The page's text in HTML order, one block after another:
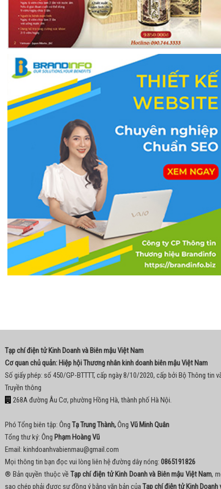
Tạp chí điện tử Kinh Doanh và Biên mậu Việt Nam
Cơ quan chủ quản: Hiệp hội Thương nhân kinh doanh biên mậu Việt Nam
Số giấy phép: số 450/GP-BTTTT, cấp ngày 8/10/2020, cấp bởi Bộ Thông tin
Truyền thông
268A đường Âu Cơ, phường Hồng Hà, thành phố Hà Nội.
Phó Tổng biên tập: Ông Tạ Trung Thành,Ông Vũ Minh Quân
Tổng thư ký: Ông Phạm Hoàng Vũ
Email: kinhdoanhvabienmau@gmail.com
Mọi thông tin bạn đọc vui lòng liên hệ đường dây nóng: 0865191826
® Bản quyền thuộc về Tạp chí điện tử Kinh Doanh và Biên mậu Việt Nam,
sao chép phải được sự đồng ý bằng văn bản củaTạp chí điện tử Kinh Doanh